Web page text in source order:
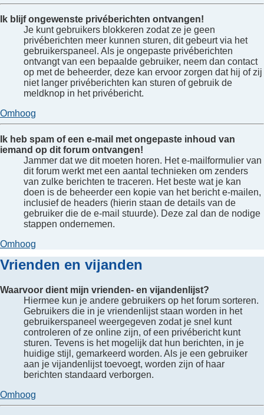
Ik blijf ongewenste privéberichten ontvangen!
Je kunt gebruikers blokkeren zodat ze je geen
privéberichten meer kunnen sturen, dit gebeurt via het
gebruikerspaneel. Als je ongepaste privéberichten
ontvangt van een bepaalde gebruiker, neem dan contact
op met de beheerder, deze kan ervoor zorgen dat hij of zij
niet langer privéberichten kan sturen of gebruik de
meldknop in het privébericht.
Omhoog
Ik heb spam of een e-mail met ongepaste inhoud van
iemand op dit forum ontvangen!
Jammer dat we dit moeten horen. Het e-mailformulier van
dit forum werkt met een aantal technieken om zenders
van zulke berichten te traceren. Het beste wat je kan
doen is de beheerder een kopie van het bericht e-mailen,
inclusief de headers (hierin staan de details van de
gebruiker die de e-mail stuurde). Deze zal dan de nodige
stappen ondernemen.
Omhoog
Vrienden en vijanden
Waarvoor dient mijn vrienden- en vijandenlijst?
Hiermee kun je andere gebruikers op het forum sorteren.
Gebruikers die in je vriendenlijst staan worden in het
gebruikerspaneel weergegeven zodat je snel kunt
controleren of ze online zijn, of een privébericht kunt
sturen. Tevens is het mogelijk dat hun berichten, in je
huidige stijl, gemarkeerd worden. Als je een gebruiker
aan je vijandenlijst toevoegt, worden zijn of haar
berichten standaard verborgen.
Omhoog